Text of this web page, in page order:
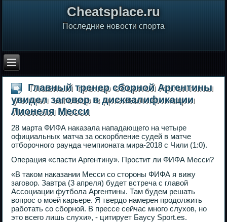
Сheatsplace.ru
Последние новости спорта
Главный тренер сборной Аргентины
увидел заговор в дисквалификации
Лионеля Месси
28 марта ФИФА наказала нападающего на четыре
официальных матча за оскорбление судей в матче
отборочного раунда чемпионата мира-2018 с Чили (1:0).
Операция «спасти Аргентину». Простит ли ФИФА Месси?
«В таком наказании Месси со стороны ФИФА я вижу
заговор. Завтра (3 апреля) будет встреча с главой
Ассоциации футбола Аргентины. Там будем решать
вопрос о моей карьере. Я твердо намерен продолжить
работать со сборной. В прессе сейчас много слухов, но
это всего лишь слухи», - цитирует Баусу Sport.es.